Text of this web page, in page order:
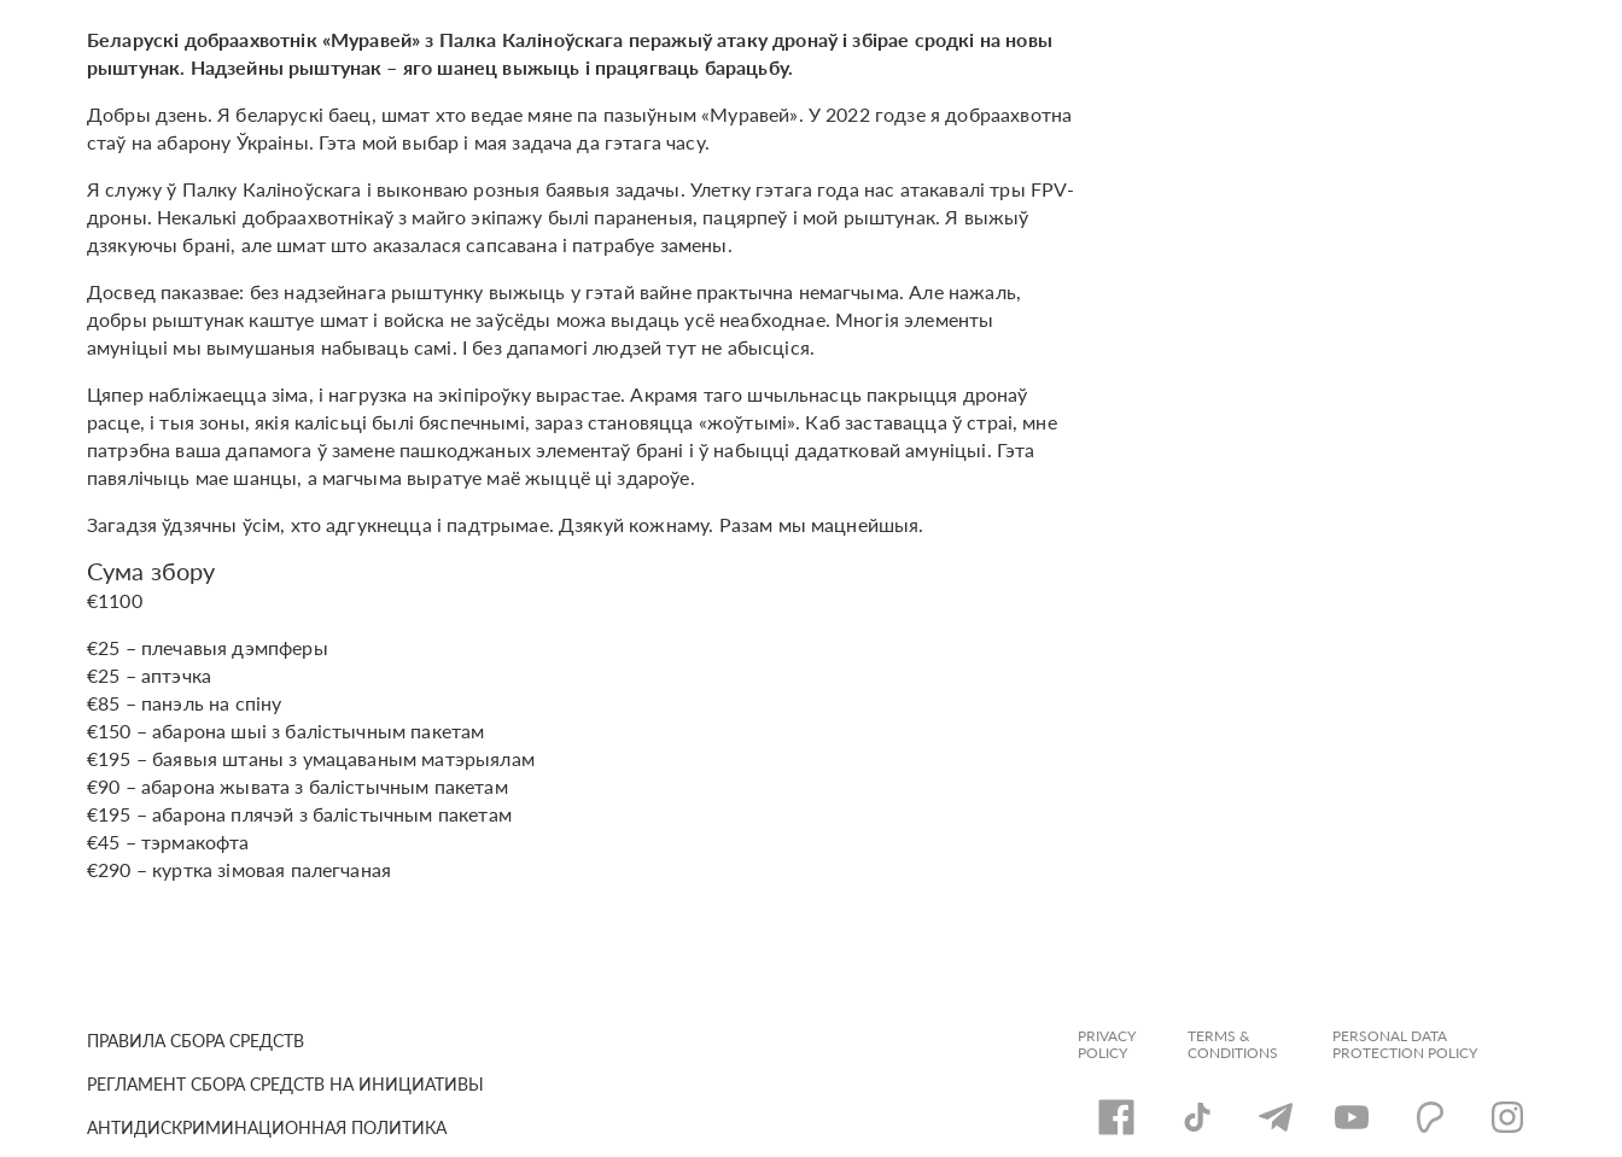
Беларускі добраахвотнік «Муравей» з Палка Каліноўскага перажыў атаку дронаў і збірае сродкі на новы
рыштунак. Надзейны рыштунак – яго шанец выжыць і працягваць барацьбу.
Добры дзень. Я беларускі баец, шмат хто ведае мяне па пазыўным «Муравей». У 2022 годзе я добраахвотна
стаў на абарону Ўкраіны. Гэта мой выбар і мая задача да гэтага часу.
Я служу ў Палку Каліноўскага і выконваю розныя баявыя задачы. Улетку гэтага года нас атакавалі тры FPV-
дроны. Некалькі добраахвотнікаў з майго экіпажу былі параненыя, пацярпеў і мой рыштунак. Я выжыў
дзякуючы брані, але шмат што аказалася сапсавана і патрабуе замены.
Досвед паказвае: без надзейнага рыштунку выжыць у гэтай вайне практычна немагчыма. Але нажаль,
добры рыштунак каштуе шмат і войска не заўсёды можа выдаць усё неабходнае. Многія элементы
амуніцыі мы вымушаныя набываць самі. І без дапамогі людзей тут не абысціся.
Цяпер набліжаецца зіма, і нагрузка на экіпіроўку вырастае. Акрамя таго шчыльнасць пакрыцця дронаў
расце, і тыя зоны, якія калісьці былі бяспечнымі, зараз становяцца «жоўтымі». Каб заставацца ў страі, мне
патрэбна ваша дапамога ў замене пашкоджаных элементаў брані і ў набыцці дадатковай амуніцыі. Гэта
павялічыць мае шанцы, а магчыма выратуе маё жыццё ці здароўе.
Загадзя ўдзячны ўсім, хто адгукнецца і падтрымае. Дзякуй кожнаму. Разам мы мацнейшыя.
Сума збору
€1100
€25 – плечавыя дэмпферы
€25 – аптэчка
€85 – панэль на спіну
€150 – абарона шыі з балістычным пакетам
€195 – баявыя штаны з умацаваным матэрыялам
€90 – абарона жывата з балістычным пакетам
€195 – абарона плячэй з балістычным пакетам
€45 – тэрмакофта
€290 – куртка зімовая палегчаная
ПРАВИЛА СБОРА СРЕДСТВ
РЕГЛАМЕНТ СБОРА СРЕДСТВ НА ИНИЦИАТИВЫ
АНТИДИСКРИМИНАЦИОННАЯ ПОЛИТИКА
PRIVACY
POLICY
TERMS &
CONDITIONS
PERSONAL DATA
PROTECTION POLICY